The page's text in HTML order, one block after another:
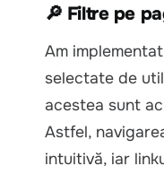
🔎 Filtre pe
Am
selectate de
acestea sunt
Astfel,
intuitivă, iar